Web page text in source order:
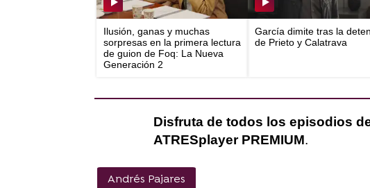
Ilusión, ganas y muchas
sorpresas en la primera lectura
de guion de Foq: La Nueva
Generación 2
García dimite tras la
de Prieto y Calatrava
Disfruta de todos los episodios de
ATRESplayer PREMIUM.
Andrés Pajares